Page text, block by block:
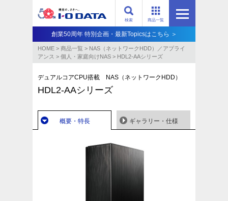
商品一覧
検索
創業50周年 特別企画・最新Topicsはこちら ＞
HOME > 商品一覧 > NAS（ネットワークHDD）／アプライ
アンス​ > 個人・家庭向けNAS > HDL2-AAシリーズ
デュアルコアCPU搭載 NAS（ネットワークHDD）
HDL2-AAシリーズ
概要・特長 ギャラリー・仕様